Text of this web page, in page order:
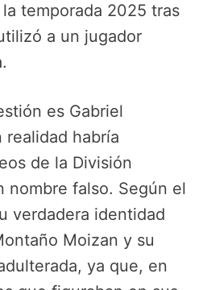
temporada 2025 tras
a un jugador
es Gabriel
habría
de la División
nombre falso. Según el
verdadera identidad
Moizan y su
ya que, en